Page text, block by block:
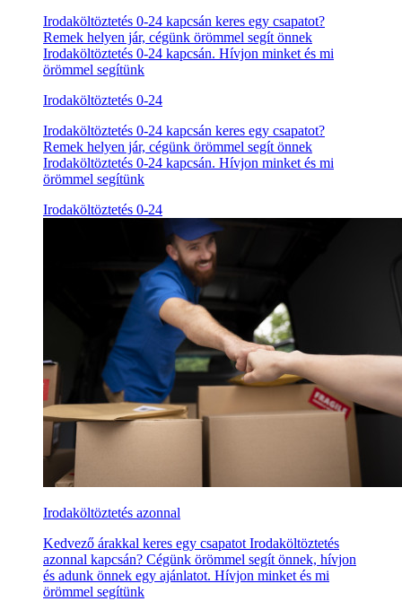
Irodaköltöztetés 0-24 kapcsán keres egy csapatot?
Remek helyen jár, cégünk örömmel segít önnek
Irodaköltöztetés 0-24 kapcsán. Hívjon minket és mi
örömmel segítünk
Irodaköltöztetés 0-24
Irodaköltöztetés 0-24 kapcsán keres egy csapatot?
Remek helyen jár, cégünk örömmel segít önnek
Irodaköltöztetés 0-24 kapcsán. Hívjon minket és mi
örömmel segítünk
Irodaköltöztetés 0-24
Irodaköltöztetés azonnal
Kedvező árakkal keres egy csapatot Irodaköltöztetés
azonnal kapcsán? Cégünk örömmel segít önnek, hívjon
és adunk önnek egy ajánlatot. Hívjon minket és mi
örömmel segítünk